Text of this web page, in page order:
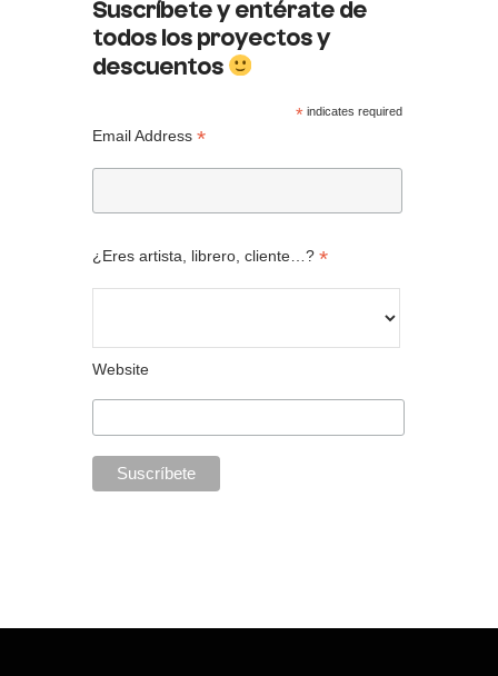
Suscríbete y entérate de
todos los proyectos y
descuentos
* indicates required
Email Address *
¿Eres artista, librero, cliente…? *
Website